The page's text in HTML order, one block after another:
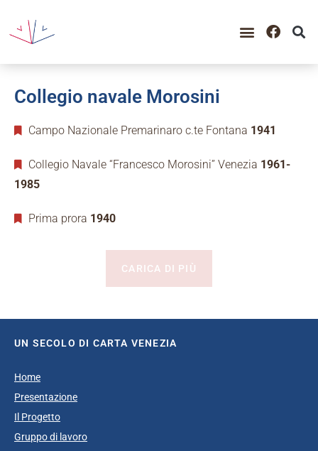
Collegio navale Morosini
Campo Nazionale Premarinaro c.te Fontana 1941
Collegio Navale “Francesco Morosini” Venezia 1961-
1985
Prima prora 1940
CARICA DI PIÙ
UN SECOLO DI CARTA VENEZIA
Home
Presentazione
Il Progetto
Gruppo di lavoro